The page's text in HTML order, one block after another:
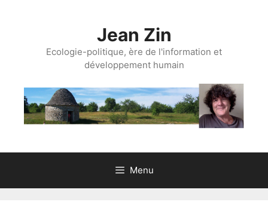
Jean Zin
Ecologie-politique, ère de l'information et
développement humain
Menu